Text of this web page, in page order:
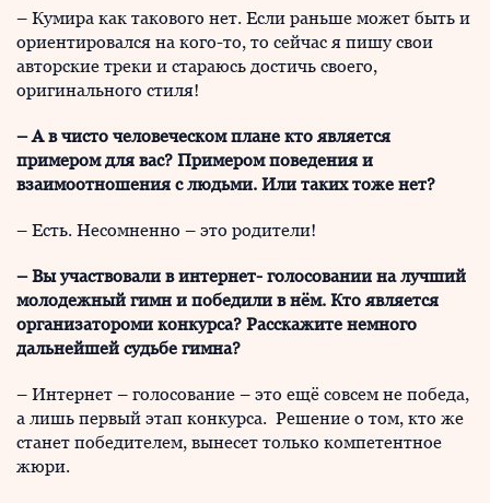
– Кумира как такового нет. Если раньше может быть и
ориентировался на кого-то, то сейчас я пишу свои
авторские треки и стараюсь достичь своего,
оригинального стиля!
– А в чисто человеческом плане кто является
примером для вас? Примером поведения и
взаимоотношения с людьми. Или таких тоже нет?
– Есть. Несомненно – это родители!
– Вы участвовали в интернет- голосовании на лучший
молодежный гимн и победили в нём. Кто является
организатороми конкурса? Расскажите немного
дальнейшей судьбе гимна?
– Интернет – голосование – это ещё совсем не победа,
а лишь первый этап конкурса. Решение о том, кто же
станет победителем, вынесет только компетентное
жюри.